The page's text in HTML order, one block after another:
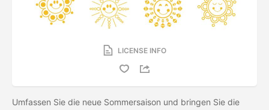
LICENSE INFO
Umfassen Sie die neue Sommersaison und bringen Sie die